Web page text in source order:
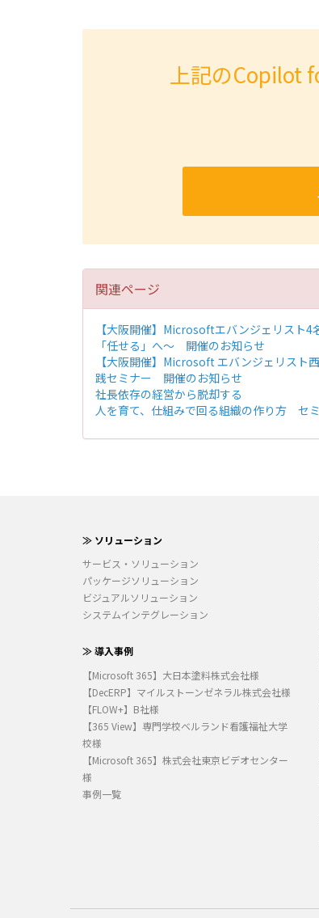
上記のCopilot
関連ページ
【大阪開催】Microsoftエバンジェリス
「任せる」へ～ 開催のお知らせ
【大阪開催】Microsoft エバンジェリスト
践セミナー 開催のお知らせ
社長依存の経営から脱却する
人を育て、仕組みで回る組織の作り方 セ
≫ ソリューション
サービス・ソリューション
パッケージソリューション
ビジュアルソリューション
システムインテグレーション
≫ 導入事例
【Microsoft 365】大日本塗料株式会社様
【DecERP】マイルストーンゼネラル株式会社様
【FLOW+】B社様
【365 View】専門学校ベルランド看護福祉大学
校様
【Microsoft 365】株式会社東京ビデオセンター
様
事例一覧